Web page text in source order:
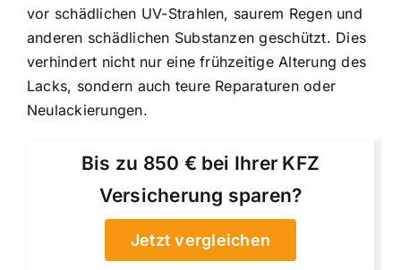
vor schädlichen UV-Strahlen, saurem Regen und
anderen schädlichen Substanzen geschützt. Dies
verhindert nicht nur eine frühzeitige Alterung des
Lacks, sondern auch teure Reparaturen oder
Neulackierungen.
Bis zu 850 € bei Ihrer KFZ
Versicherung sparen?
Jetzt vergleichen